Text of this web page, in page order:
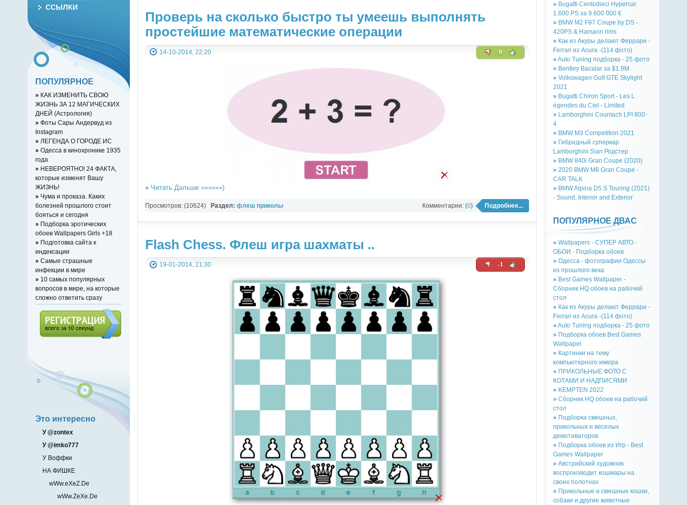
Проверь на сколько быстро ты умеешь выполнять
простейшие математические операции
0
14-10-2014, 22:20
»Читать Дальше »»»»»»)
Подробнее...
Комментарии: (0)
Просмотров: (10624) Раздел: флеш приколы
Flash Chess. Флеш игра шахматы ..
-1
19-01-2014, 21:30
» Bugatti Centodieci Hypercar
1.600 PS за 9 600 000 €
» BMW M2 F87 Coupe by DS -
420PS & Hamann rims
» Как из Акуры делают Феррари -
Ferrari из Acura -(114 фото)
» Auto Tuning подборка - 25 фото
» Bentley Bacalar за $1.9M
» Volkswagen Golf GTE Skylight
2021
» Bugatti Chiron Sport - Les L
égendes du Ciel - Limited
» Lamborghini Countach LPI 800-
4
» BMW M3 Competition 2021
» Гибридный суперкар
Lamborghini Sian Родстер
» BMW 840i Gran Coupe (2020)
» 2020 BMW M8 Gran Coupe -
CAR TALK
» BMW Alpina D5 S Touring (2021)
- Sound, Interior and Exterior
ПОПУЛЯРНОЕ ДВАС
» Wallpapers - СУПЕР АВТО -
ОБОИ - Подборка обоев
» Одесса - фотографии Одессы
из прошлого века
» Best Games Wallpaper -
Сборник HQ обоев на рабочий
стол
» Как из Акуры делают Феррари -
Ferrari из Acura -(114 фото)
» Auto Tuning подборка - 25 фото
» Подборка обоев Best Games
Wallpaper
» Картинки на тему
компьютерного юмора
» ПРИКОЛЬНЫЕ ФОТО С
КОТАМИ И НАДПИСЯМИ
» KEMPTEN 2022
» Сборник HQ обоев на рабочий
стол
» Подборка смешных,
прикольных и веселых
демотиваторов
» Подборка обоев из Игр - Best
Games Wallpaper
» Австрийский художник
воспроизводит кошмары на
своих полотнах
» Прикольные и смешные кошки,
собаки и другие животные
ССЫЛКИ
ПОПУЛЯРНОЕ
» КАК ИЗМЕНИТЬ СВОЮ
ЖИЗНЬ ЗА 12 МАГИЧЕСКИХ
ДНЕЙ (Астрология)
» Фоты Сары Андервуд из
Instagram
» ЛЕГЕНДА О ГОРОДЕ ИС
» Одесса в кинохронике 1935
года
» НЕВЕРОЯТНО! 24 ФАКТА,
которые изменят Вашу
ЖИЗНЬ!
» Чума и проказа. Каких
болезней прошлого стоит
бояться и сегодня
» Подборка эротических
обоев Wallpapers Girls +18
» Подготовка сайта к
индексации
» Самые страшные
инфекции в мире
» 10 самых популярных
вопросов в мире, на которые
сложно ответить сразу
Это интересно
У @zontex
У @imko777
У Воффки
НА ФИШКЕ
wWw.eXeZ.De
wWw.ZeXe.De